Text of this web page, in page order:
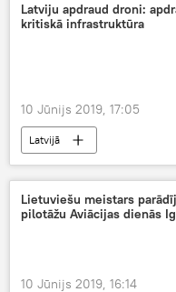
Latviju apdraud droni:
kritiskā infrastruktūra
10 Jūnijs 2019, 17:05
Latvijā
Lietuviešu meistars
pilotāžu Aviācijas dienās
10 Jūnijs 2019, 16:14